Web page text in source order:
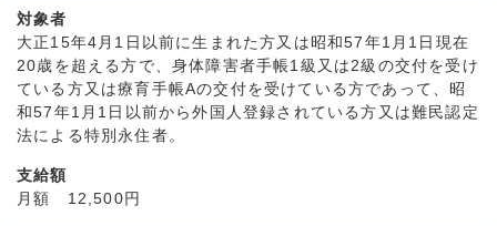
対象者
大正15年4月1日以前に生まれた方又は昭和57年1月1日現在
20歳を超える方で、身体障害者手帳1級又は2級の交付を受け
ている方又は療育手帳Aの交付を受けている方であって、昭
和57年1月1日以前から外国人登録されている方又は難民認定
法による特別永住者。
支給額
月額 12,500円